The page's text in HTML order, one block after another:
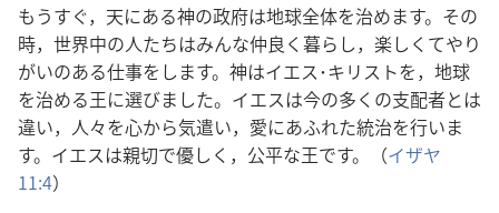
もうすぐ，天にある神の政府は地球全体を治めます。その
時，世界中の人たちはみんな仲良く暮らし，楽しくてやり
がいのある仕事をします。神はイエス･キリストを，地球
を治める王に選びました。イエスは今の多くの支配者とは
違い，人々を心から気遣い，愛にあふれた統治を行いま
す。イエスは親切で優しく，公平な王です。（イザヤ
11:4）